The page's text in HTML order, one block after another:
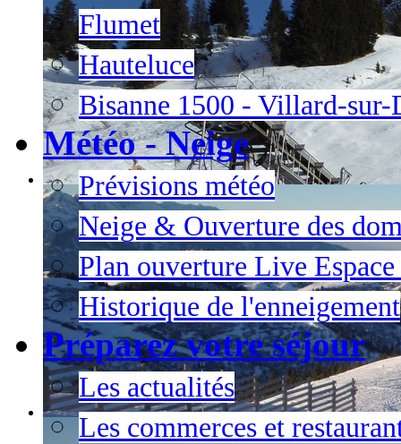
Flumet
Hauteluce
Bisanne 1500 - Villard-sur-
Météo - Neige
Prévisions météo
Neige & Ouverture des
Plan ouverture Live
Historique de l'enneigement
Préparez votre séjour
Les actualités
Les commerces et